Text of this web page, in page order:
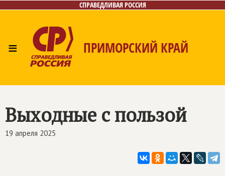
СПРАВЕДЛИВАЯ РОССИЯ
≡ ПРИМОРСКИЙ КРАЙ
Выходные с пользой
19 апреля 2025